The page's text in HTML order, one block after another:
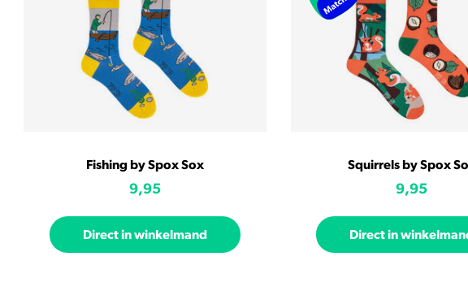
Fishing by Spox Sox
9,95
Direct in winkelmand
Squirrels by Spox
9,95
Direct in